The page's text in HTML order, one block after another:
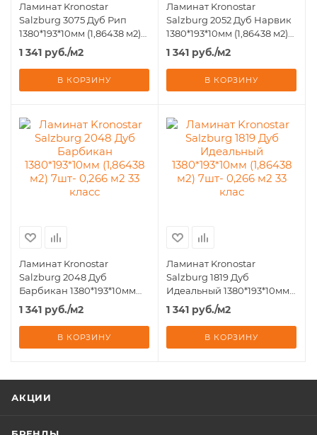
Ламинат Kronostar
Salzburg 3075 Дуб Рип
1380*193*10мм (1,86438 м2)
1 341 руб./м2
В КОРЗИНУ
Ламинат Kronostar
Salzburg 2052 Дуб Нарвик
1380*193*10мм (1,86438 м2)
1 341 руб./м2
В КОРЗИНУ
Ламинат Kronostar
Salzburg 2048 Дуб
Барбикан 1380*193*10мм
(1,86438 м2) 7шт- 0,266 м2 33
класс
1 341 руб./м2
В КОРЗИНУ
Ламинат Kronostar
Salzburg 1819 Дуб
Идеальный 1380*193*10мм
(1,86438 м2) 7шт- 0,266 м2 33
1 341 руб./м2
В КОРЗИНУ
АКЦИИ